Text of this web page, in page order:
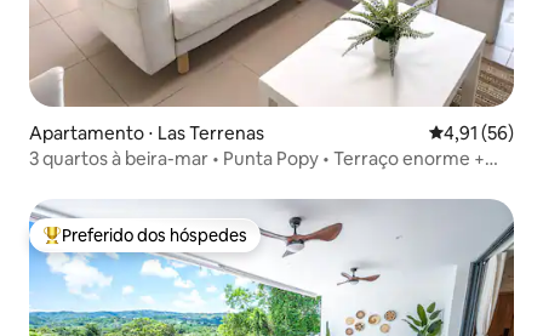
Apartamento ⋅ Las Terrenas 4,91 de uma
4,91 (56)
3 quartos à beira-mar • Punta Popy • Terraço enorme +
Entre os melhores preferidos dos hóspedes
Preferido dos hóspedes